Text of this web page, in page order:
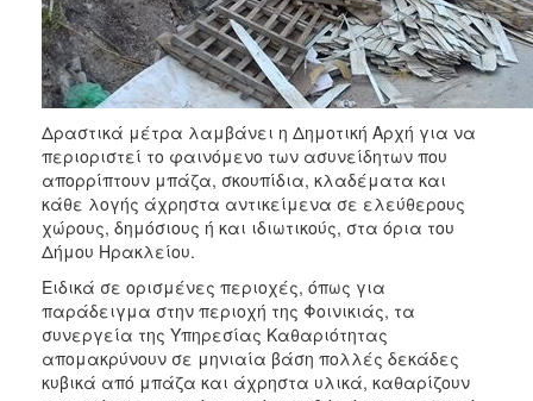
ΤΟΠΟΣ
ΠΟΛΙΤΙΣΜΟΣ
ΑΝΘΕΚΤΙΚΗ
ΠΟΛΗ
Δραστικά μέτρα λαμβάνει η Δημοτική Αρχή για να
περιοριστεί το φαινόμενο των ασυνείδητων που
απορρίπτουν μπάζα, σκουπίδια, κλαδέματα και
κάθε λογής άχρηστα αντικείμενα σε ελεύθερους
χώρους, δημόσιους ή και ιδιωτικούς, στα όρια του
Δήμου Ηρακλείου.
Ειδικά σε ορισμένες περιοχές, όπως για
παράδειγμα στην περιοχή της Φοινικιάς, τα
συνεργεία της Υπηρεσίας Καθαριότητας
απομακρύνουν σε μηνιαία βάση πολλές δεκάδες
κυβικά από μπάζα και άχρηστα υλικά, καθαρίζουν